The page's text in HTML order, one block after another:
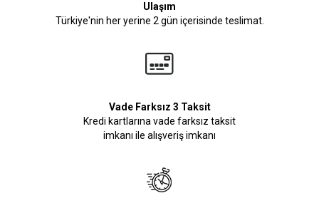
Ulaşım
Türkiye'nin her yerine 2 gün içerisinde teslimat.
Vade Farksız 3 Taksit
Kredi kartlarına vade farksız taksit
imkanı ile alışveriş imkanı